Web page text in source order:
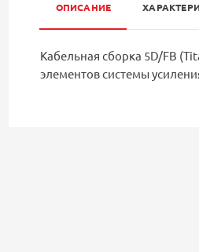
ОПИСАНИЕ
Кабельная сборка 5D/FB
элементов системы